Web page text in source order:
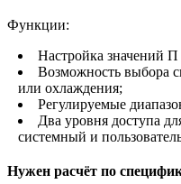
Функции:
Настройка значений
Возможность выбора
или охлаждения;
Регулируемые
Два уровня доступа
системный и
Нужен расчёт по